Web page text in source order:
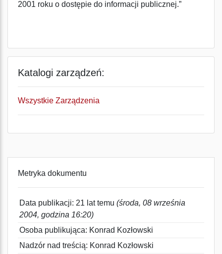
2001 roku o dostępie do informacji publicznej.”
Katalogi zarządzeń:
Wszystkie Zarządzenia
Metryka dokumentu
Data publikacji: 21 lat temu (środa, 08 września
2004, godzina 16:20)
Osoba publikująca: Konrad Kozłowski
Nadzór nad treścią: Konrad Kozłowski